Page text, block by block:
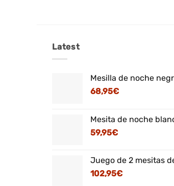
Latest
Mesilla de noche
68,95€
Mesita de noche
59,95€
Juego de 2 mesitas
102,95€